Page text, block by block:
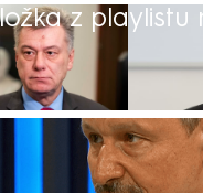
z playlistu